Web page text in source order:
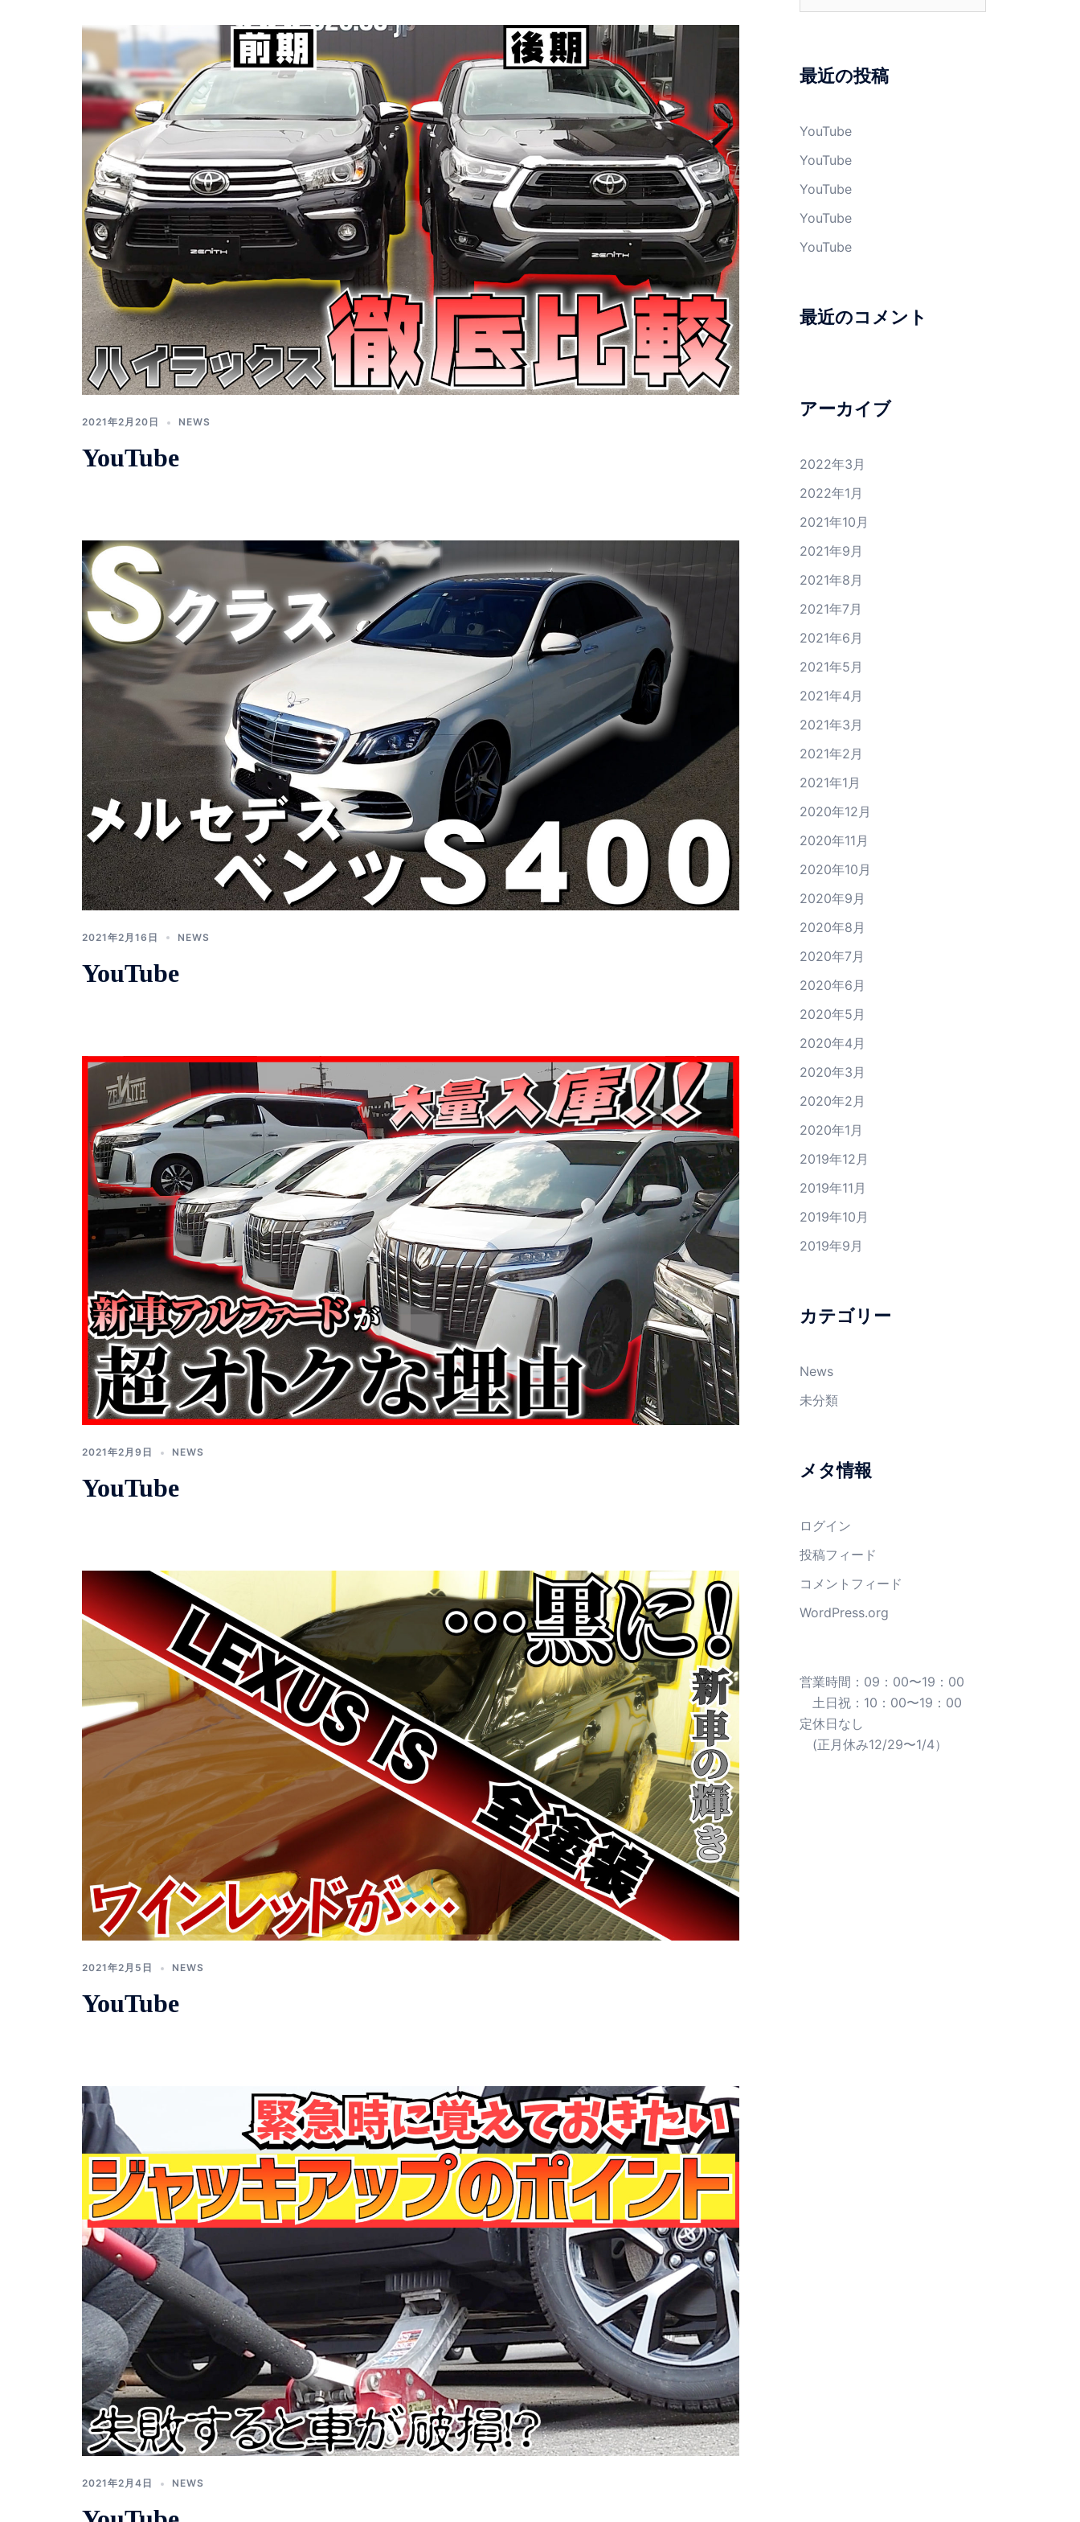
2021年2月20日 NEWS
YouTube
2021年2月16日 NEWS
YouTube
2021年2月9日 NEWS
YouTube
2021年2月5日 NEWS
YouTube
2021年2月4日 NEWS
最近の投稿
YouTube
YouTube
YouTube
YouTube
YouTube
最近のコメント
アーカイブ
2022年3月
2022年1月
2021年10月
2021年9月
2021年8月
2021年7月
2021年6月
2021年5月
2021年4月
2021年3月
2021年2月
2021年1月
2020年12月
2020年11月
2020年10月
2020年9月
2020年8月
2020年7月
2020年6月
2020年5月
2020年4月
2020年3月
2020年2月
2020年1月
2019年12月
2019年11月
2019年10月
2019年9月
カテゴリー
News
未分類
メタ情報
ログイン
投稿フィード
コメントフィード
WordPress.org
営業時間：09：00〜19：00
土日祝：10：00〜19：00
定休日なし
(正月休み12/29〜1/4）